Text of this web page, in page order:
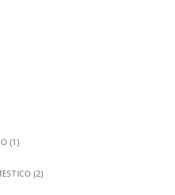
(1)
(2)